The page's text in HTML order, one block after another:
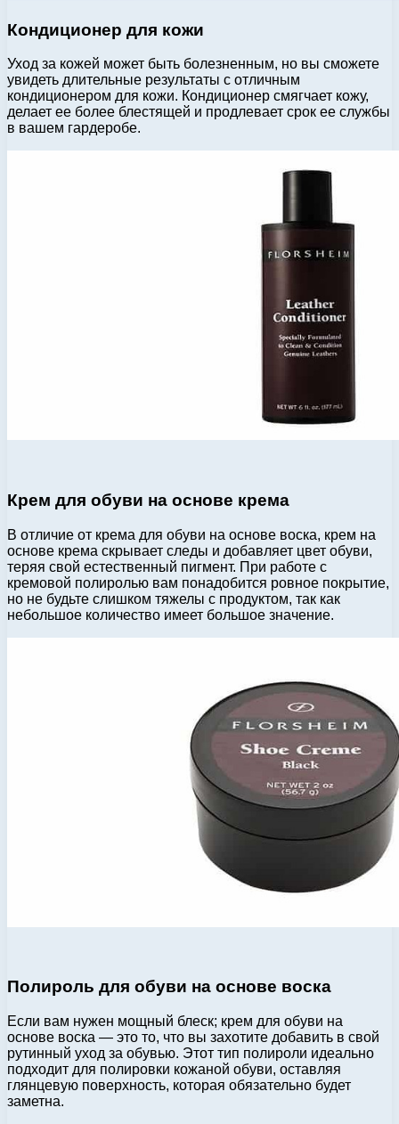
Кондиционер для кожи
Уход за кожей может быть болезненным, но вы сможете
увидеть длительные результаты с отличным
кондиционером для кожи. Кондиционер смягчает кожу,
делает ее более блестящей и продлевает срок ее службы
в вашем гардеробе.
Крем для обуви на основе крема
В отличие от крема для обуви на основе воска, крем на
основе крема скрывает следы и добавляет цвет обуви,
теряя свой естественный пигмент. При работе с
кремовой полиролью вам понадобится ровное покрытие,
но не будьте слишком тяжелы с продуктом, так как
небольшое количество имеет большое значение.
Полироль для обуви на основе воска
Если вам нужен мощный блеск; крем для обуви на
основе воска — это то, что вы захотите добавить в свой
рутинный уход за обувью. Этот тип полироли идеально
подходит для полировки кожаной обуви, оставляя
глянцевую поверхность, которая обязательно будет
заметна.